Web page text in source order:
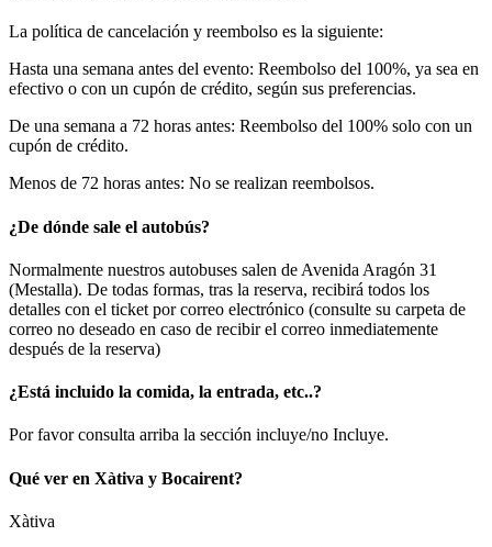
La política de cancelación y reembolso es la siguiente:
Hasta una semana antes del evento: Reembolso del 100%, ya sea en
efectivo o con un cupón de crédito, según sus preferencias.
De una semana a 72 horas antes: Reembolso del 100% solo con un
cupón de crédito.
Menos de 72 horas antes: No se realizan reembolsos.
¿De dónde sale el autobús?
Normalmente nuestros autobuses salen de Avenida Aragón 31
(Mestalla). De todas formas, tras la reserva, recibirá todos los
detalles con el ticket por correo electrónico (consulte su carpeta de
correo no deseado en caso de recibir el correo inmediatemente
después de la reserva)
¿Está incluido la comida, la entrada, etc..?
Por favor consulta arriba la sección incluye/no Incluye.
Qué ver en Xàtiva y Bocairent?
Xàtiva